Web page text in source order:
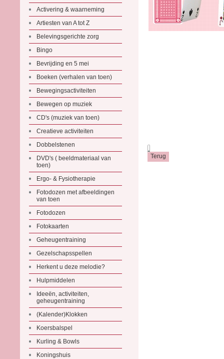
Activering & waarneming
Artiesten van A tot Z
Belevingsgerichte zorg
Bingo
Bevrijding en 5 mei
Boeken (verhalen van toen)
Bewegingsactiviteiten
Bewegen op muziek
CD's (muziek van toen)
Creatieve activiteiten
Dobbelstenen
DVD's ( beeldmateriaal van
toen)
Ergo- & Fysiotherapie
Fotodozen met afbeeldingen
van toen
Fotodozen
Fotokaarten
Geheugentraining
Gezelschapsspellen
Herkent u deze melodie?
Hulpmiddelen
Ideeën, activiteiten,
geheugentraining
(Kalender)Klokken
Koersbalspel
Kurling & Bowls
Koningshuis
.